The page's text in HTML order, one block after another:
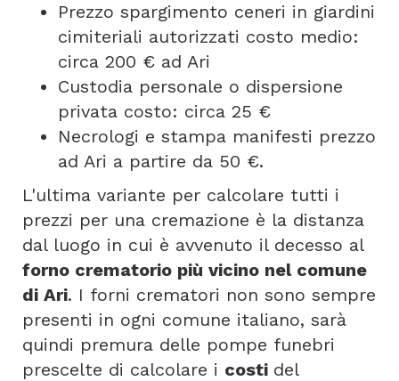
Prezzo spargimento ceneri in giardini
cimiteriali autorizzati costo medio:
circa 200 € ad Ari
Custodia personale o dispersione
privata costo: circa 25 €
Necrologi e stampa manifesti prezzo
ad Ari a partire da 50 €.
L'ultima variante per calcolare tutti i
prezzi per una cremazione è la distanza
dal luogo in cui è avvenuto il decesso al
forno crematorio più vicino nel comune
di Ari. I forni crematori non sono sempre
presenti in ogni comune italiano, sarà
quindi premura delle pompe funebri
prescelte di calcolare i costi del